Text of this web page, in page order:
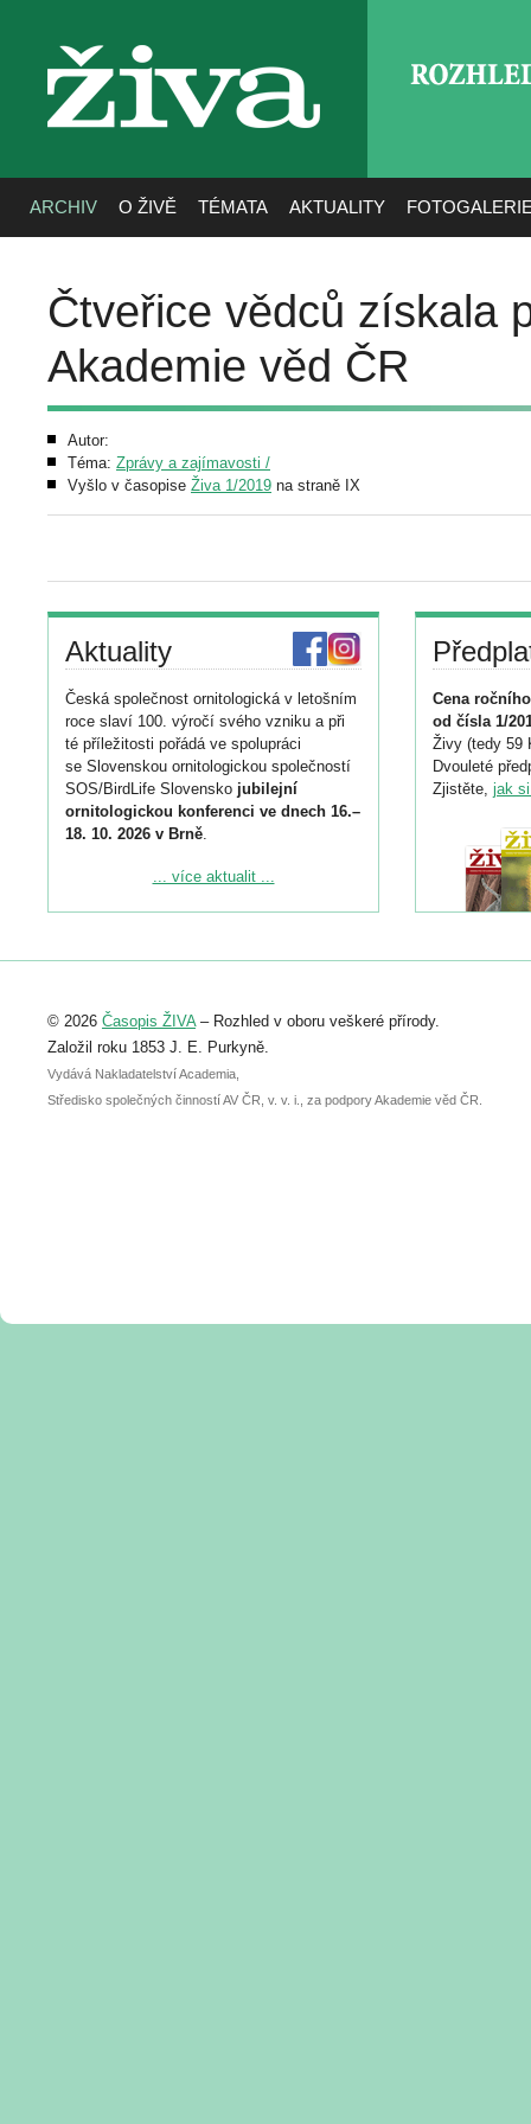
živa
ARCHIV O ŽIVĚ TÉMATA AKTUALITY
Čtveřice vědců získala
Akademie věd ČR
Autor:
Téma: Zprávy a zajímavosti /
Vyšlo v časopise Živa 1/2019 na straně IX
Aktuality
Česká společnost ornitologická v letošním
roce slaví 100. výročí svého vzniku a při
té příležitosti pořádá ve spolupráci
se Slovenskou ornitologickou společností
SOS/BirdLife Slovensko jubilejní
ornitologickou konferenci ve dnech 16.–
18. 10. 2026 v Brně.
Podrobnější informace ke konferenci
Registrovat se můžete do 6. září.
abstraktu přihlášené přednášky nebo
posteru je už 30. června.
... více aktualit ...
Cena
od čísla 1/
Živy (tedy 59
Dvouleté
Zjistěte, jak
© 2026 Časopis ŽIVA– Rozhled v oboru veškeré přírody.
Založil roku 1853 J. E. Purkyně.
Vydává Nakladatelství Academia,
Středisko společných činností AV ČR, v. v. i., za podpory Akademie věd ČR.